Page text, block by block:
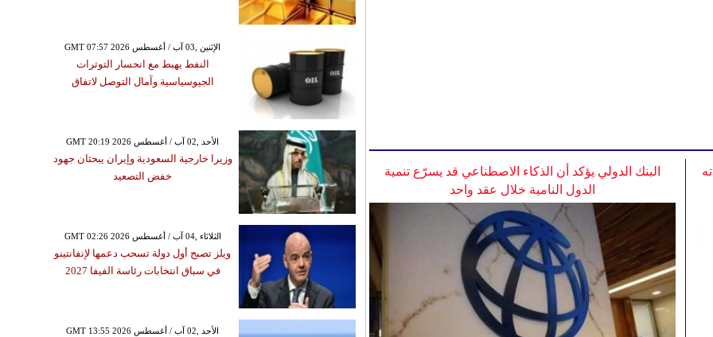
البنك الدولي يؤكد أن الذكاء الاصطناعي قد يسرّع تنمية
الدول النامية خلال عقد واحد
GMT 07:57 2026 الإثنين ,03 آب / أغسطس
النفط يهبط مع انحسار التوترات
الجيوسياسية وآمال التوصل لاتفاق
GMT 20:19 2026 الأحد ,02 آب / أغسطس
وزيرا خارجية السعودية وإيران يبحثان جهود
خفض التصعيد
GMT 02:26 2026 الثلاثاء ,04 آب / أغسطس
ويلز تصبح أول دولة تسحب دعمها لإنفانتينو
في سباق انتخابات رئاسة الفيفا 2027
GMT 13:55 2026 الأحد ,02 آب / أغسطس